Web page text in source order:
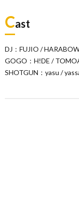
Cast
DJ：FUJIO /
GOGO：H!DE /
SHOTGUN：yasu /